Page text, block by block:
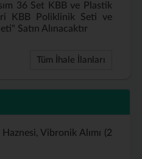
36 Set KBB ve Plastik
KBB Poliklinik Seti ve
Satın Alınacaktır
Tüm İhale İlanları
Vibronik Alımı (2